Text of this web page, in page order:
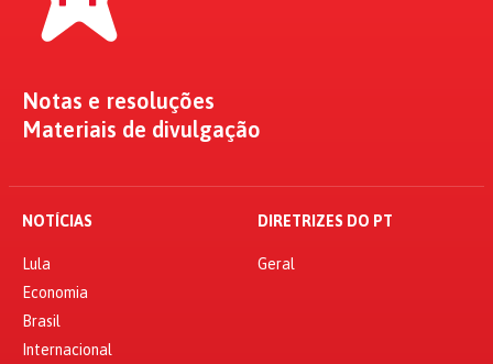
Notas e resoluções
Materiais de divulgação
NOTÍCIAS
Lula
Economia
Brasil
Internacional
DIRETRIZES DO PT
Geral